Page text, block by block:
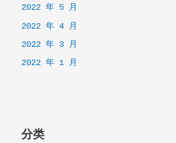
2022 年 5 月
2022 年 4 月
2022 年 3 月
2022 年 1 月
分类